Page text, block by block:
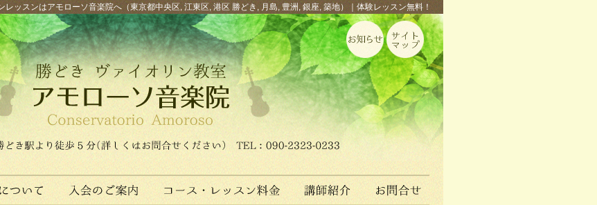
ッスンはアモローソ音楽院へ（東京都中央区, 江東区, 港区 勝どき, 月島, 豊洲, 銀座, 築地）｜体験レッスン無料！